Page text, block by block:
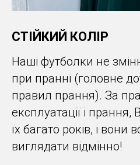
СТІЙКИЙ КОЛІР
Наші футболки не
при пранні (головне
правил прання). За
експлуатації і
їх багато років, і вони
виглядати відмінно!